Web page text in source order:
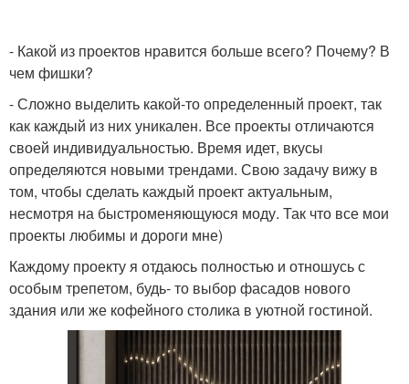
- Какой из проектов нравится больше всего? Почему? В
чем фишки?
- Сложно выделить какой-то определенный проект, так
как каждый из них уникален. Все проекты отличаются
своей индивидуальностью. Время идет, вкусы
определяются новыми трендами. Свою задачу вижу в
том, чтобы сделать каждый проект актуальным,
несмотря на быстроменяющуюся моду. Так что все мои
проекты любимы и дороги мне)
Каждому проекту я отдаюсь полностью и отношусь с
особым трепетом, будь- то выбор фасадов нового
здания или же кофейного столика в уютной гостиной.